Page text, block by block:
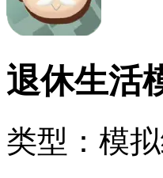
退休生活
类型：模